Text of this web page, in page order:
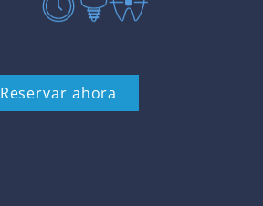
Reservar ahora